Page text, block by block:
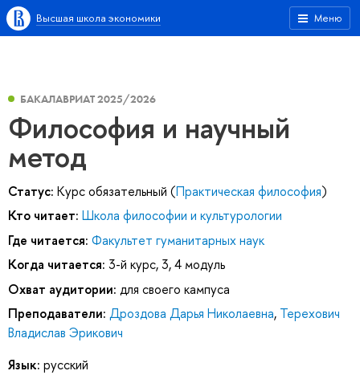
Меню
Высшая школа экономики
БАКАЛАВРИАТ 2025/2026
Философия и научный
метод
Статус: Курс обязательный (Практическая философия)
Кто читает: Школа философии и культурологии
Где читается: Факультет гуманитарных наук
Когда читается: 3-й курс, 3, 4 модуль
Охват аудитории: для своего кампуса
Преподаватели: Дроздова Дарья Николаевна, Терехович
Владислав Эрикович
Язык: русский